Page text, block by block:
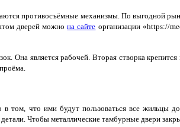
противосъёмные механизмы. По выгодной
дверей можнона сайте организации «https://
Она является рабочей. Вторая створка
что ими будут пользоваться все жильцы
Чтобы металлические тамбурные двери